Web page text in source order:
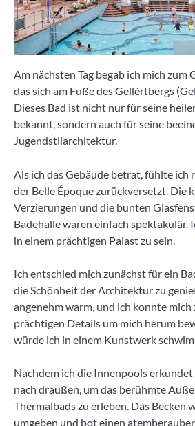
Am nächsten Tag begab ich mich zum
das sich am Fuße des Gellértbergs
Dieses Bad ist nicht nur für seine
bekannt, sondern auch für seine
Jugendstilarchitektur.
Als ich das Gebäude betrat, fühlte ich
der Belle Époque zurückversetzt. Die
Verzierungen und die bunten
Badehalle waren einfach spektakulär.
in einem prächtigen Palast zu sein.
Ich entschied mich zunächst für ein
die Schönheit der Architektur zu
angenehm warm, und ich konnte
prächtigen Details um mich herum
würde ich in einem Kunstwerk
Nachdem ich die Innenpools
nach draußen, um das berühmte
Thermalbads zu erleben. Das Becken
umgeben und bot einen